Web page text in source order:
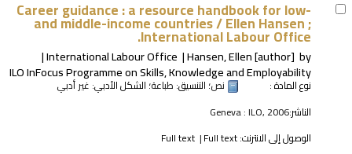
Career guidance : a resource handbook for low-
and middle-income countries /Ellen Hansen ;
International Labour Office.
by
Hansen, Ellen[author]
International Labour Office
ILO InFocus Programme on Skills, Knowledge and Employability
نوع المادة : نص؛ التنسيق: طباعة؛ الشكل الأدبي: غير أدبي
الناشر:Geneva : ILO, 2006
الوصول إلى الانترنت:Full text
Full text